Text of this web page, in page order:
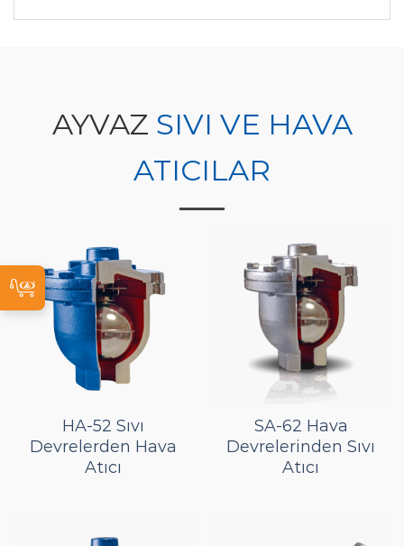
AYVAZ SIVI VE HAVA
ATICILAR
HA-52 Sıvı
Devrelerden Hava
Atıcı
SA-62 Hava
Devrelerinden Sıvı
Atıcı